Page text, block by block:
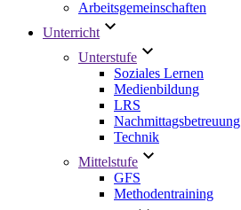
Arbeitsgemeinschaften
Unterricht
Unterstufe
Soziales Lernen
Medienbildung
LRS
Nachmittagsbetreuung
Technik
Mittelstufe
GFS
Methodentraining